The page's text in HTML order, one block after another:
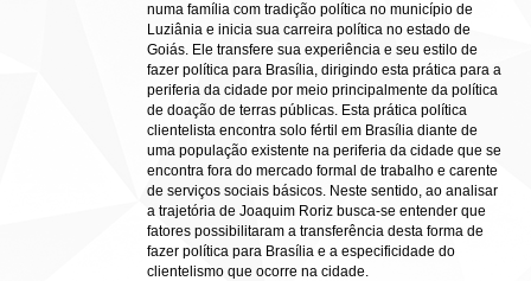
numa família com tradição política no município de
Luziânia e inicia sua carreira política no estado de
Goiás. Ele transfere sua experiência e seu estilo de
fazer política para Brasília, dirigindo esta prática para a
periferia da cidade por meio principalmente da política
de doação de terras públicas. Esta prática política
clientelista encontra solo fértil em Brasília diante de
uma população existente na periferia da cidade que se
encontra fora do mercado formal de trabalho e carente
de serviços sociais básicos. Neste sentido, ao analisar
a trajetória de Joaquim Roriz busca-se entender que
fatores possibilitaram a transferência desta forma de
fazer política para Brasília e a especificidade do
clientelismo que ocorre na cidade.